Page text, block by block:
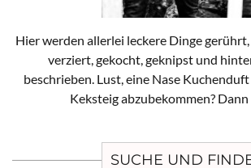
Hier werden allerlei leckere Dinge
verziert, gekocht, geknipst und
beschrieben. Lust, eine Nase
Keksteig abzubekommen?
SUCHE UND